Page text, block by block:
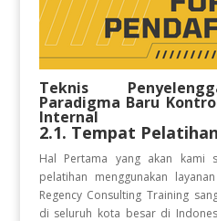
Teknis
Paradigma Baru
Internal
2.1. Tempat Pelatihan
Hal Pertama yang akan kami
pelatihan menggunakan layanan
Regency Consulting Training
di seluruh kota besar di